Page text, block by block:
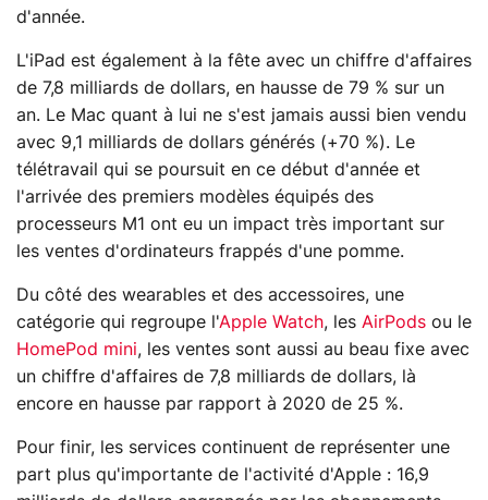
d'année.
L'iPad est également à la fête avec un chiffre d'affaires
de 7,8 milliards de dollars, en hausse de 79 % sur un
an. Le Mac quant à lui ne s'est jamais aussi bien vendu
avec 9,1 milliards de dollars générés (+70 %). Le
télétravail qui se poursuit en ce début d'année et
l'arrivée des premiers modèles équipés des
processeurs M1 ont eu un impact très important sur
les ventes d'ordinateurs frappés d'une pomme.
Du côté des wearables et des accessoires, une
catégorie qui regroupe l'Apple Watch, les AirPods ou le
HomePod mini, les ventes sont aussi au beau fixe avec
un chiffre d'affaires de 7,8 milliards de dollars, là
encore en hausse par rapport à 2020 de 25 %.
Pour finir, les services continuent de représenter une
part plus qu'importante de l'activité d'Apple : 16,9